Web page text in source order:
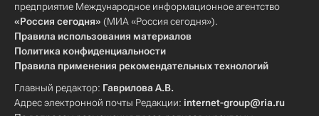
предприятие Международное информационное агентство
«Россия сегодня» (МИА «Россия сегодня»).
Правила использования материалов
Политика конфиденциальности
Правила применения рекомендательных технологий
Главный редактор: Гаврилова А.В.
Адрес электронной почты Редакции: internet-group@ria.ru